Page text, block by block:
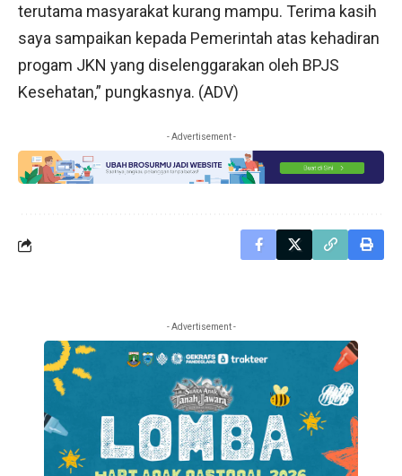
terutama masyarakat kurang mampu. Terima kasih
saya sampaikan kepada Pemerintah atas kehadiran
progam JKN yang diselenggarakan oleh BPJS
Kesehatan,” pungkasnya. (ADV)
- Advertisement -
- Advertisement -